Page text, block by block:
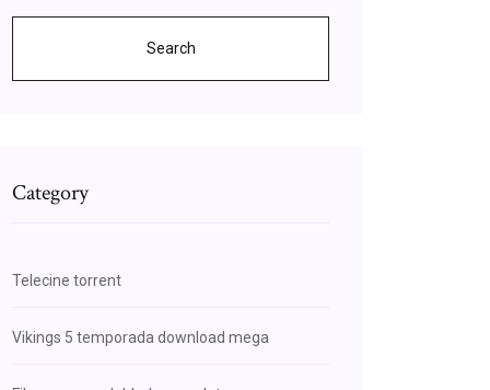
Search
Category
Telecine torrent
Vikings 5 temporada download mega